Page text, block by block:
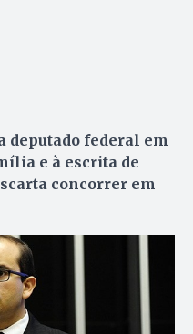
deputado federal em
e à escrita de
concorrer em